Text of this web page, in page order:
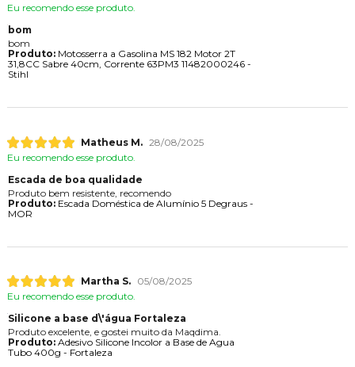
Eu recomendo esse produto.
bom
bom
Produto:Motosserra a Gasolina MS 182 Motor 2T
31,8CC Sabre 40cm, Corrente 63PM3 11482000246 -
Stihl
Matheus M. 28/08/2025
Eu recomendo esse produto.
Escada de boa qualidade
Produto bem resistente, recomendo
Produto:Escada Doméstica de Alumínio 5 Degraus -
MOR
Martha S.
05/08/2025
Eu recomendo esse produto.
Silicone a base d\'água Fortaleza
Produto excelente, e gostei muito da Maqdima.
Produto:Adesivo Silicone Incolor a Base de Agua
Tubo 400g - Fortaleza